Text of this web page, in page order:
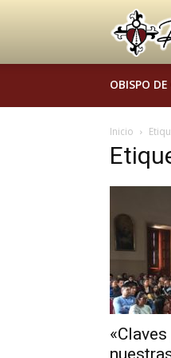
OBISPO
Inicio